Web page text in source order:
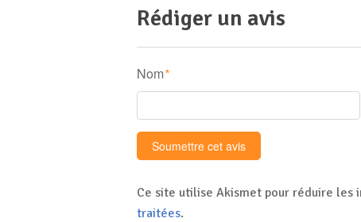
Rédiger un avis
Nom *
Ce site utilise Akismet pour réduire les
traitées.